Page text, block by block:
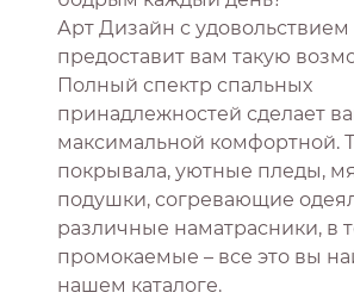
Арт Дизайн с удовольствием
предоставит вам такую
Полный спектр спальных
принадлежностей сделает
максимальной комфортной.
покрывала, уютные пледы,
подушки, согревающие
различные наматрасники, в
промокаемые – все это вы
нашем каталоге.